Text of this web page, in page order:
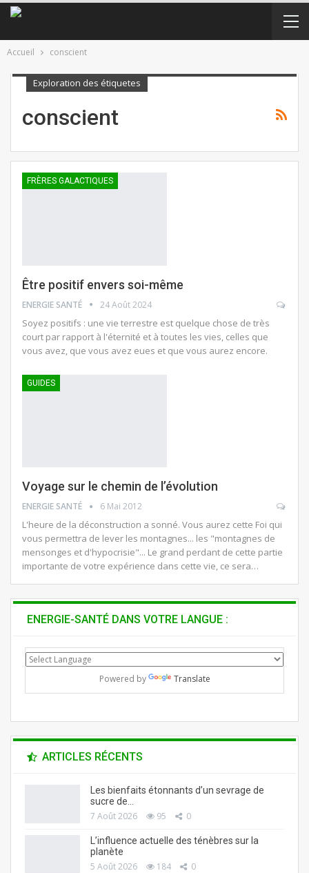
Accueil conscient
Exploration des étiquetes
conscient
FRÈRES GALACTIQUES
Être positif envers soi-même
ENERGIE SANTÉ 24 Août 2024
Soyez positifs : une vie terrestre est quelque chose de très
court par rapport à l'éternité et à toutes les vies, celles que
vous avez, que vous avez eues et que vous aurez encore.
GUIDES
Voyage sur le chemin de l’évolution
ENERGIE SANTÉ 6 Mai 2012
L'heure de la déconstruction a sonné. Vous aurez cette Foi qui
vous permettra de lever les montagnes... les "montagnes de
mensonges et d'hypocrisie"... Le grand perdant de cette partie
importante de votre expérience dans cette vie, ce sera…
ENERGIE-SANTÉ DANS VOTRE LANGUE :
Powered by Translate
ARTICLES RÉCENTS
Les bienfaits étonnants d’un sevrage de
sucre de…
7 Août 2026 95 0
L’influence actuelle des ténèbres sur la
planète
5 Août 2026 184 0